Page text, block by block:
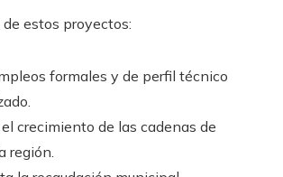
estos proyectos:
formales y de perfil técnico
crecimiento de las cadenas de
región.